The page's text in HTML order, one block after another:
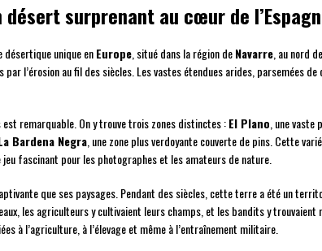
désert surprenant au cœur de
désertique unique enEurope , situé dans la région deNavarre , au nord
l’érosion au fil des siècles. Les vastes étendues arides, parsemées
remarquable. On y trouve trois zones distinctes :El Plano , une vaste
Bardena Negra , une zone plus verdoyante couverte de pins. Cette
fascinant pour les photographes et les amateurs de nature.
que ses paysages. Pendant des siècles, cette terre a été un
les agriculteurs y cultivaient leurs champs, et les bandits y
à l’agriculture, à l’élevage et même à l’entraînement militaire.